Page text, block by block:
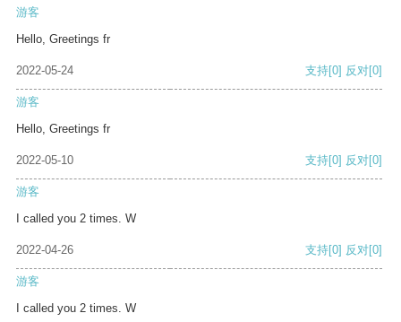
游客
Hello, Greetings fr
2022-05-24 支持[0] 反对[0]
游客
Hello, Greetings fr
2022-05-10 支持[0] 反对[0]
游客
I called you 2 times. W
2022-04-26 支持[0] 反对[0]
游客
I called you 2 times. W